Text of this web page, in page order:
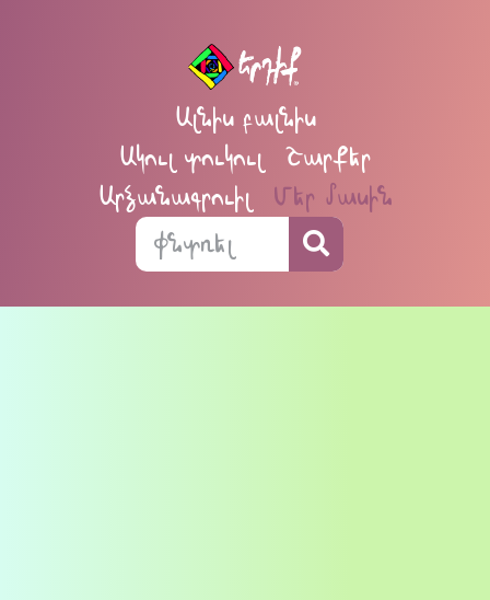
Ալնիս բալնիս
Ակուլ տուկուլ
Շարքեր
Արձանագրուիլ
Մեր մասին